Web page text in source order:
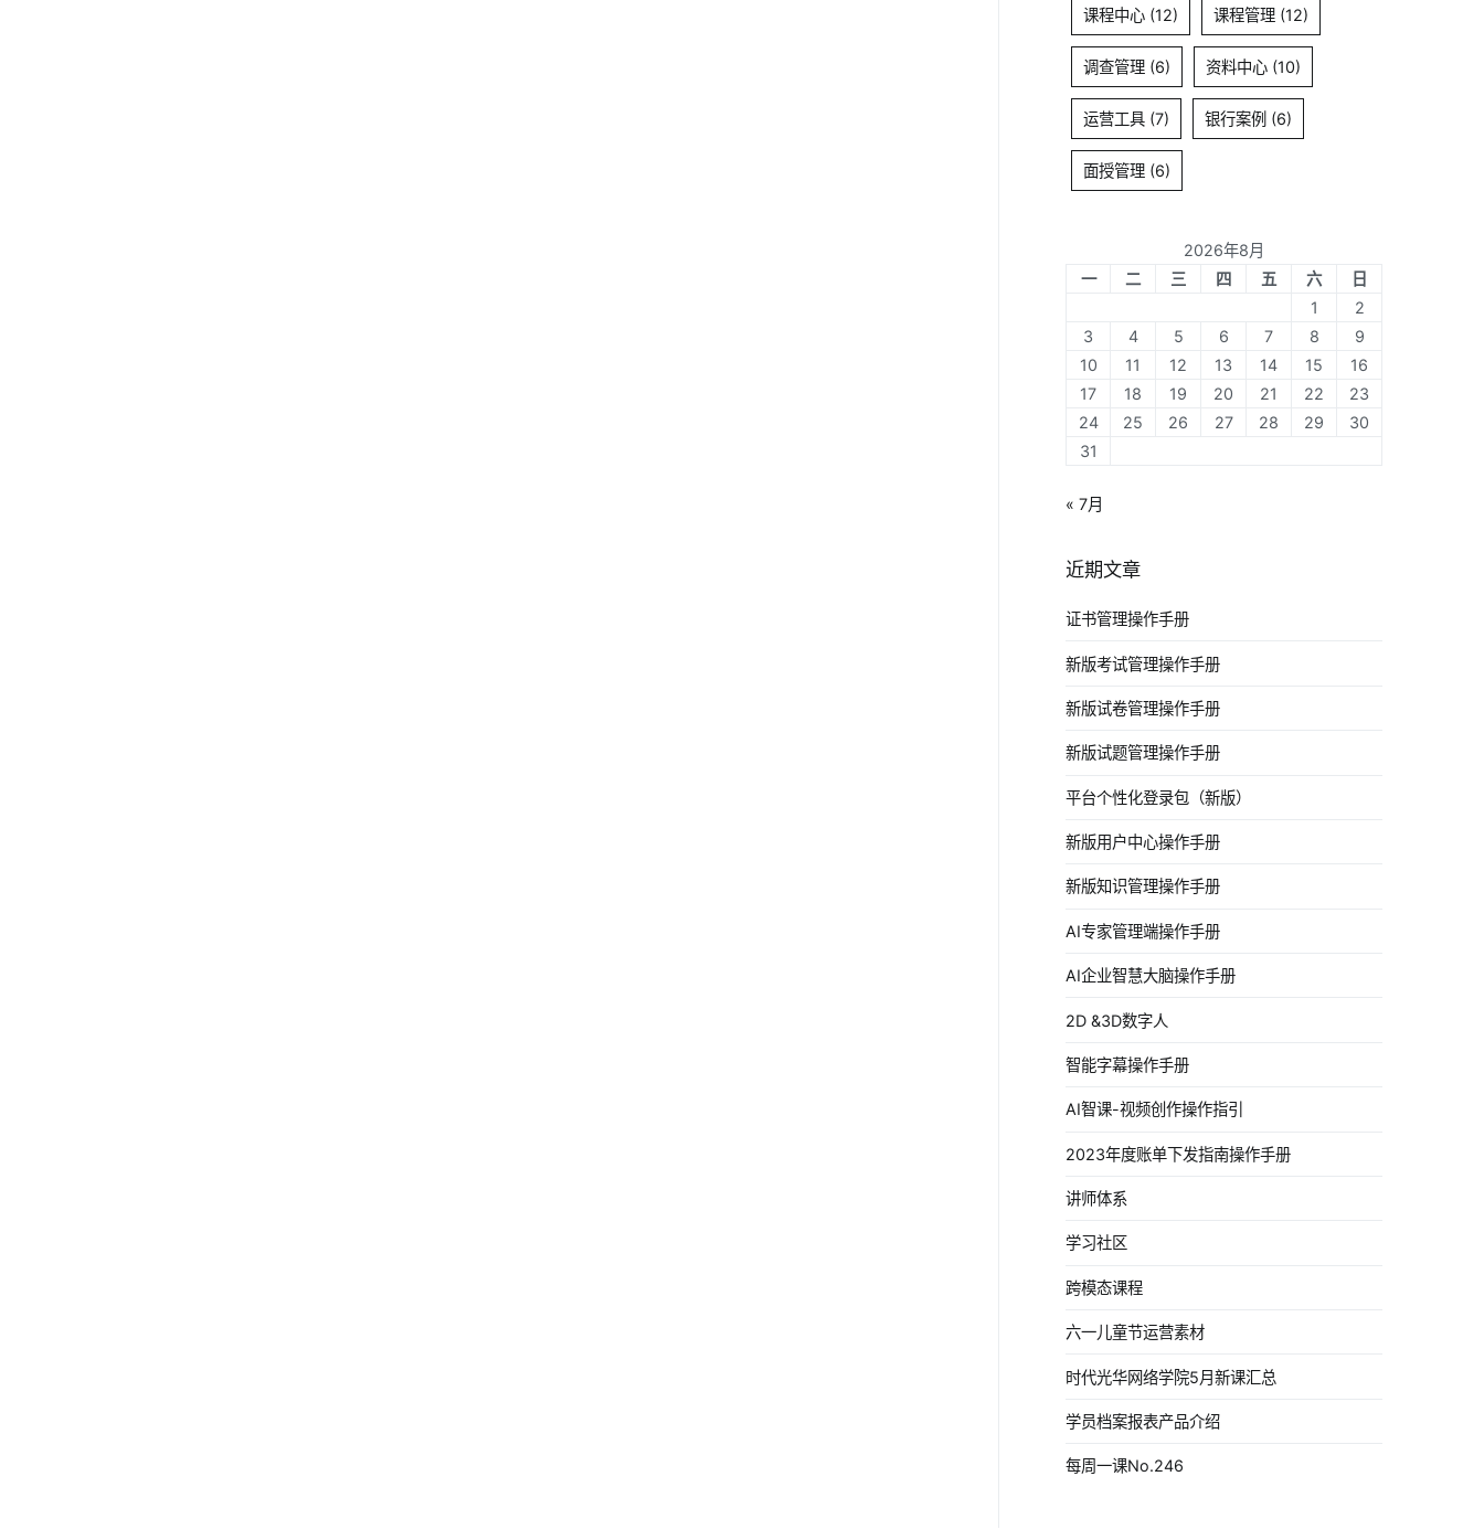
课程中心 (12) 课程管理 (12)
调查管理 (6) 资料中心 (10)
运营工具 (7) 银行案例 (6)
面授管理 (6)
2026年8月
一
二 三 四 五 六
日
1
2
3
4 5 6 7 8
9
10
11 12 13 14 15
16
17
18 19 20 21 22
23
24
25 26 27 28 29
30
31
« 7月
近期文章
证书管理操作手册
新版考试管理操作手册
新版试卷管理操作手册
新版试题管理操作手册
平台个性化登录包（新版）
新版用户中心操作手册
新版知识管理操作手册
AI专家管理端操作手册
AI企业智慧大脑操作手册
2D &3D数字人
智能字幕操作手册
AI智课-视频创作操作指引
2023年度账单下发指南操作手册
讲师体系
学习社区
跨模态课程
六一儿童节运营素材
时代光华网络学院5月新课汇总
学员档案报表产品介绍
每周一课No.246